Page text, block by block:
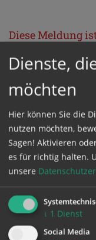
Diese Meldung
Produkt
GESCHÜTZTER
Bitte melden Sie
und Passwort an.
Benutzername
Dienste,
möchten
Hier können Sie die
nutzen möchten,
Sagen! Aktivieren
es für richtig halten.
unsere
↓ 1 Dienst
Social Media